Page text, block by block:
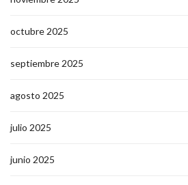
octubre 2025
septiembre 2025
agosto 2025
julio 2025
junio 2025